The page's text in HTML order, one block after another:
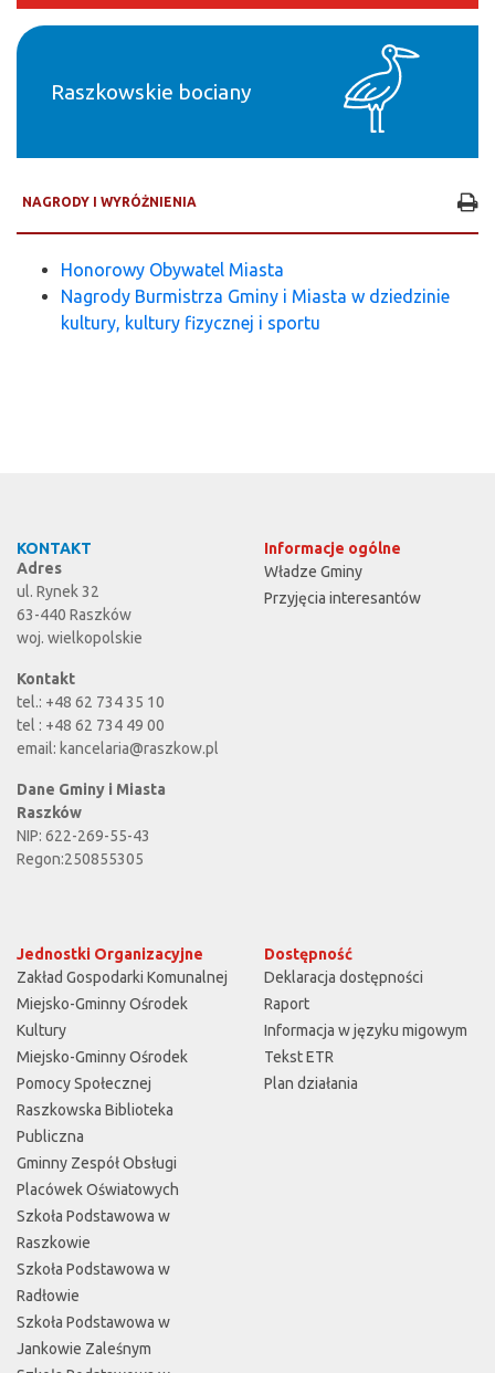
Raszkowskie bociany
NAGRODY I WYRÓŻNIENIA
Honorowy Obywatel Miasta
Nagrody Burmistrza Gminy i Miasta w dziedzinie
kultury, kultury fizycznej i sportu
KONTAKT
Adres
ul. Rynek 32
63-440 Raszków
woj. wielkopolskie
Kontakt
tel.: +48 62 734 35 10
tel : +48 62 734 49 00
email: kancelaria@raszkow.pl
Dane Gminy i Miasta
Raszków
NIP: 622-269-55-43
Regon:250855305
Informacje ogólne
Władze Gminy
Przyjęcia interesantów
Jednostki Organizacyjne
Zakład Gospodarki Komunalnej
Miejsko-Gminny Ośrodek
Kultury
Miejsko-Gminny Ośrodek
Pomocy Społecznej
Raszkowska Biblioteka
Publiczna
Gminny Zespół Obsługi
Placówek Oświatowych
Szkoła Podstawowa w
Raszkowie
Szkoła Podstawowa w
Radłowie
Szkoła Podstawowa w
Jankowie Zaleśnym
Dostępność
Deklaracja dostępności
Raport
Informacja w języku migowym
Tekst ETR
Plan działania